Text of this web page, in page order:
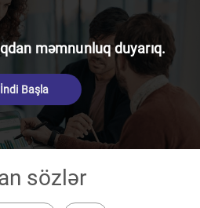
məmnunluq duyarıq.
İndi Başla
sözlər